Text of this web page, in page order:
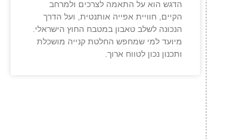
הדגש הוא על התאמה לצרכים ולמרחב
הקיים, חוויית אפייה אותנטית, ועל הדרך
הנכונה לשלב טאבון במטבח החוץ הישראלי.
מיועד למי שמחפש החלטת קנייה מושכלת
ותכנון נכון לטווח ארוך.